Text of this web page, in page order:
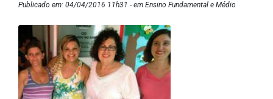
Publicado em: 04/04/2016 11h31 - em Ensino Fundamental e Médio